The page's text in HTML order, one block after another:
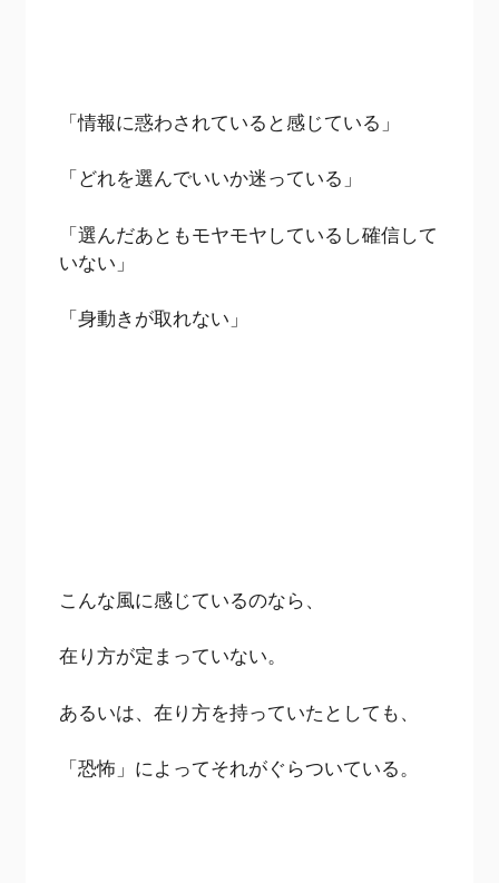
「情報に惑わされていると感じている」
「どれを選んでいいか迷っている」
「選んだあともモヤモヤしているし確信して
いない」
「身動きが取れない」
こんな風に感じているのなら、
在り方が定まっていない。
あるいは、在り方を持っていたとしても、
「恐怖」によってそれがぐらついている。